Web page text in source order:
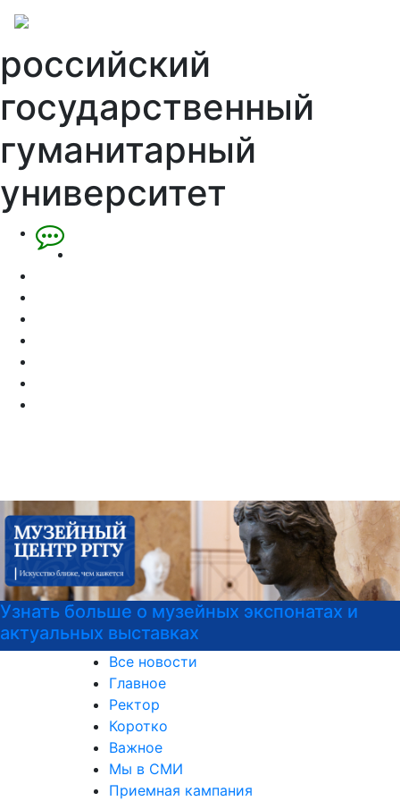
российский
государственный
гуманитарный
университет
Психологическая служба РГГУ
Все новости
Главное
Ректор
Коротко
Важное
Мы в СМИ
Приемная кампания